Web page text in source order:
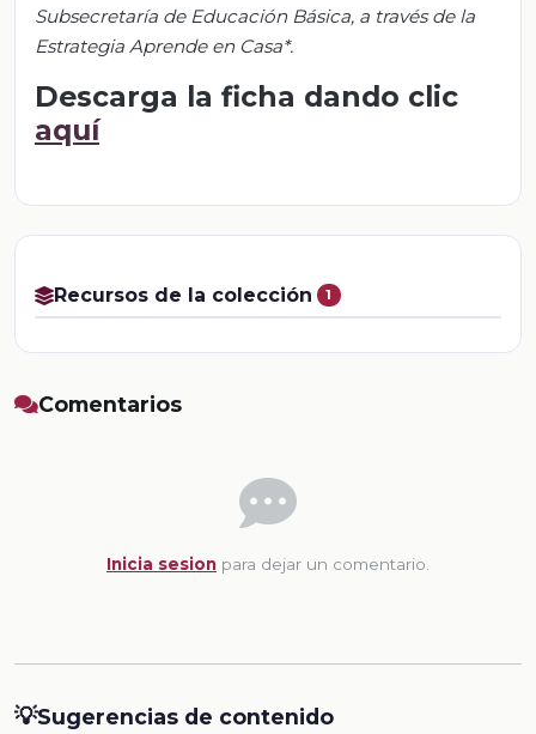
Subsecretaría de Educación Básica, a través de la
Estrategia Aprende en Casa*.
Descarga la ficha dando clic
aquí
Recursos de la colección 1
Comentarios
Inicia sesion para dejar un comentario.
💡Sugerencias de contenido